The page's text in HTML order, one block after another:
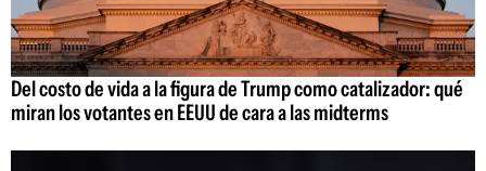
Del costo de vida a la figura de Trump como catalizador: qué
miran los votantes en EEUU de cara a las midterms